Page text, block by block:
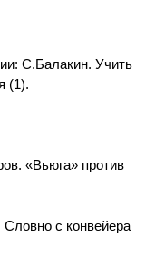
С.Балакин. Учить
(1).
«Вьюга» против
с конвейера